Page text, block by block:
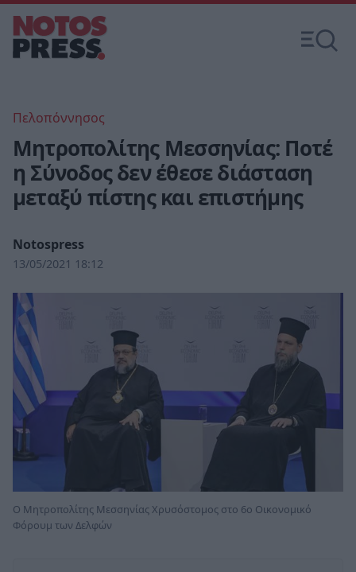
Πελοπόννησος
Μητροπολίτης Μεσσηνίας: Ποτέ
η Σύνοδος δεν έθεσε διάσταση
μεταξύ πίστης και επιστήμης
Notospress
13/05/2021 18:12
Ο Μητροπολίτης Μεσσηνίας Χρυσόστομος στο 6ο Οικονομικό
Φόρουμ των Δελφών